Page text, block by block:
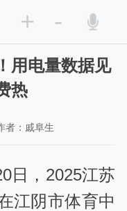
+ -
用电量数据见
热
者：戚阜生
日， 2025江苏
江阴市体育中